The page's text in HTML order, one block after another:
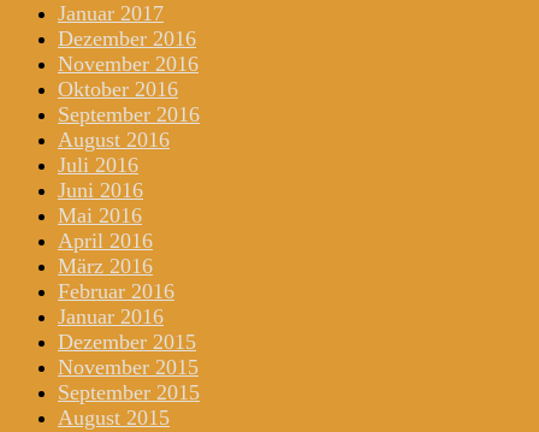
Januar 2017
Dezember 2016
November 2016
Oktober 2016
September 2016
August 2016
Juli 2016
Juni 2016
Mai 2016
April 2016
März 2016
Februar 2016
Januar 2016
Dezember 2015
November 2015
September 2015
August 2015